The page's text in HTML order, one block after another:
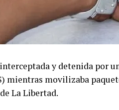
y detenida por
mientras movilizaba
La Libertad.